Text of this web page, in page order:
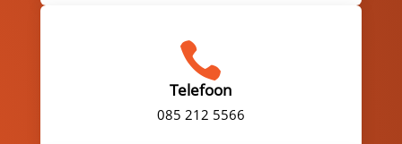

Telefoon
085 212 5566